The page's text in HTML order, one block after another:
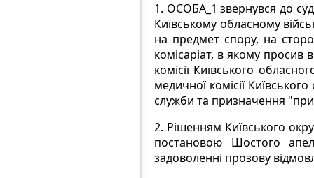
1. ОСОБА_1 звернувся до
Київському обласному
на предмет спору, на
комісаріат, в якому просив
комісії Київського
медичної комісії
служби та призначення
2. Рішенням Київського
постановою Шостого
задоволенні прозову